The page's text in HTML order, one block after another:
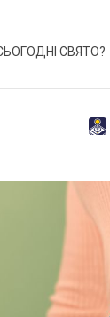
СВЯТО?